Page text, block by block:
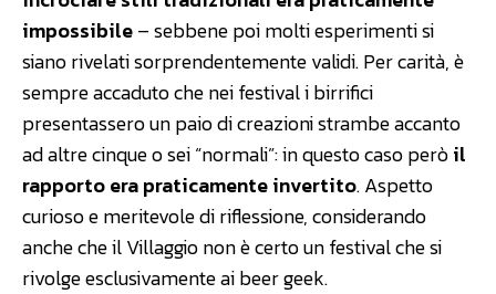
impossibile– sebbene poi molti esperimenti si
siano rivelati sorprendentemente validi. Per carità, è
sempre accaduto che nei festival i birrifici
presentassero un paio di creazioni strambe accanto
ad altre cinque o sei “normali”: in questo caso peròil
rapporto era praticamente invertito. Aspetto
curioso e meritevole di riflessione, considerando
anche che il Villaggio non è certo un festival che si
rivolge esclusivamente ai beer geek.